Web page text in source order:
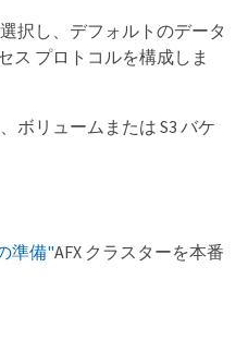
択し、デフォルトのデータ
ス プロトコルを構成しま
ボリュームまたは S3 バケ
準備"AFX クラスターを本番